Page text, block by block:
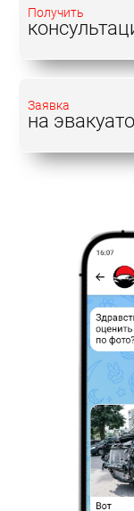
Получить
Заявка
на